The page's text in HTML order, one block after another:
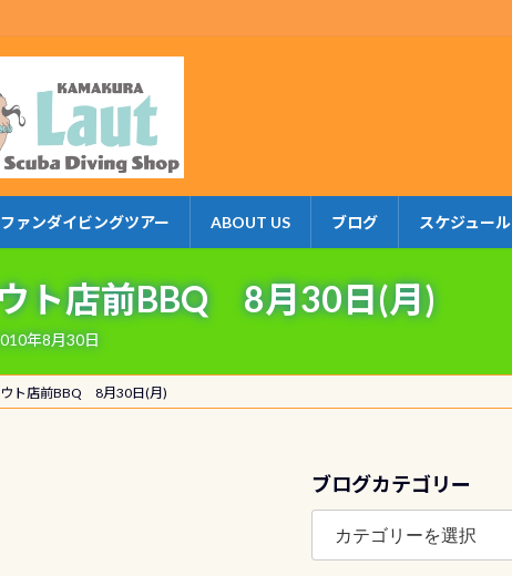
ファンダイビングツアー ABOUT US ブログ スケジュール
ト店前BBQ 8月30日(月)
年8月30日
ト店前BBQ 8月30日(月)
ブログカテゴリー
ブ
グ